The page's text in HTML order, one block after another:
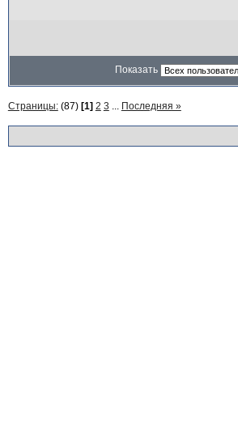
Показать
Страницы:(87) [1] 2 3 ... Последняя »